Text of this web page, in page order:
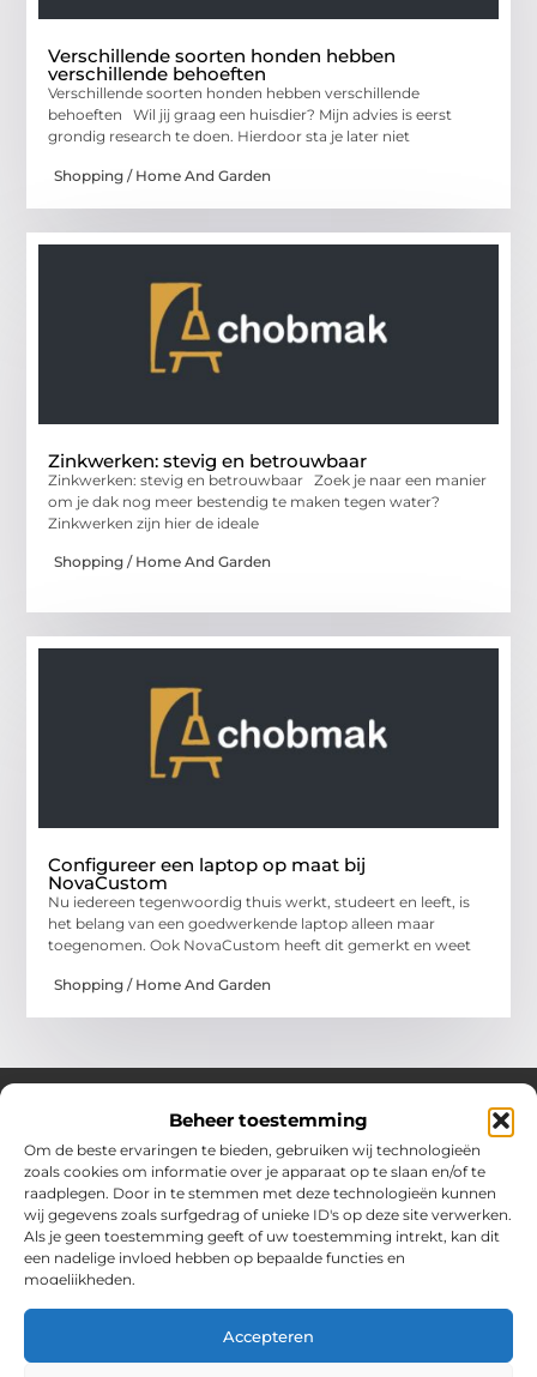
Beheer toestemming
Om de beste ervaringen te bieden, gebruiken wij technologieën
zoals cookies om informatie over je apparaat op te slaan en/of te
raadplegen. Door in te stemmen met deze technologieën kunnen
wij gegevens zoals surfgedrag of unieke ID's op deze site verwerken.
Als je geen toestemming geeft of uw toestemming intrekt, kan dit
een nadelige invloed hebben op bepaalde functies en
mogelijkheden.
Accepteren
Verschillende soorten honden hebben
verschillende behoeften
Verschillende soorten honden hebben verschillende
behoeften Wil jij graag een huisdier? Mijn advies is eerst
grondig research te doen. Hierdoor sta je later niet
Shopping / Home And Garden
Zinkwerken: stevig en betrouwbaar
Zinkwerken: stevig en betrouwbaar Zoek je naar een manier
om je dak nog meer bestendig te maken tegen water?
Zinkwerken zijn hier de ideale
Shopping / Home And Garden
Configureer een laptop op maat bij
NovaCustom
Nu iedereen tegenwoordig thuis werkt, studeert en leeft, is
het belang van een goedwerkende laptop alleen maar
toegenomen. Ook NovaCustom heeft dit gemerkt en weet
Shopping / Home And Garden
Over Chobmak
Jouw gids voor inspiratie en tips uit het dagelijks leven.
Ontdek een brede verzameling blogs en artikelen die je helpen
om het meeste uit elke dag te halen, met praktische adviezen
en verrassende inzichten.
Bericht categorie